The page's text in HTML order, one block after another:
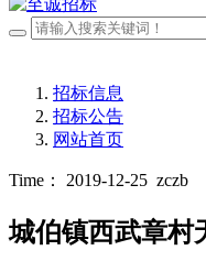
招标信息
招标公告
网站首页
Time： 2019-12-25 zczb
城伯镇西武章村